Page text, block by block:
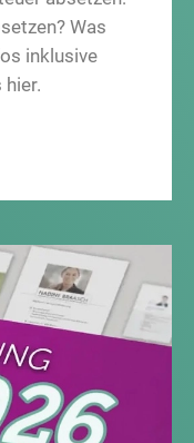
Was
inklusive